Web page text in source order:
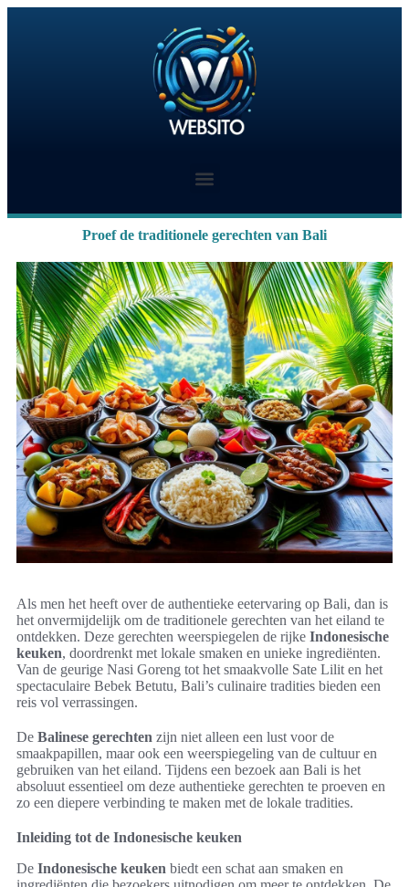
Proef de traditionele gerechten van Bali
Als men het heeft over de authentieke eetervaring op Bali, dan is
het onvermijdelijk om de traditionele gerechten van het eiland te
ontdekken. Deze gerechten weerspiegelen de rijke Indonesische
keuken, doordrenkt met lokale smaken en unieke ingrediënten.
Van de geurige Nasi Goreng tot het smaakvolle Sate Lilit en het
spectaculaire Bebek Betutu, Bali’s culinaire tradities bieden een
reis vol verrassingen.
De Balinese gerechten zijn niet alleen een lust voor de
smaakpapillen, maar ook een weerspiegeling van de cultuur en
gebruiken van het eiland. Tijdens een bezoek aan Bali is het
absoluut essentieel om deze authentieke gerechten te proeven en
zo een diepere verbinding te maken met de lokale tradities.
Inleiding tot de Indonesische keuken
De Indonesische keuken biedt een schat aan smaken en